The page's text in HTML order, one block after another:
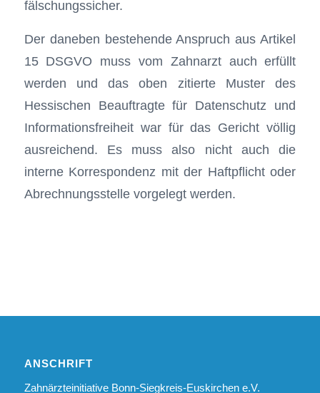
fälschungssicher.
Der daneben bestehende Anspruch aus Artikel
15 DSGVO muss vom Zahnarzt auch erfüllt
werden und das oben zitierte Muster des
Hessischen Beauftragte für Datenschutz und
Informationsfreiheit war für das Gericht völlig
ausreichend. Es muss also nicht auch die
interne Korrespondenz mit der Haftpflicht oder
Abrechnungsstelle vorgelegt werden.
ANSCHRIFT
Zahnärzteinitiative Bonn-Siegkreis-Euskirchen e.V.